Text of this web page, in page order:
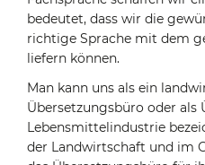
bedeutet, dass wir die
richtige Sprache mit dem
liefern können.
Man kann uns als ein
Übersetzungsbüro oder als
Lebensmittelindustrie
der Landwirtschaft und im